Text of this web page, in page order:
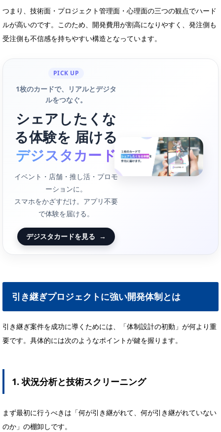
つまり、技術面・プロジェクト管理面・心理面の三つの観点でハード
ルが高いのです。このため、開発費用が割高になりやすく、発注側も
受注側も不信感を持ちやすい構造となっています。
PICK UP
1枚のカードで、リアルとデジタ
ルをつなぐ。
シェアしたくな
る体験を 届ける
デジスタカード
イベント・店舗・推し活・プロモ
ーションに。
スマホをかざすだけ。アプリ不要
で体験を届ける。
デジスタカードを見る →
引き継ぎプロジェクトに強い開発体制とは
引き継ぎ案件を成功に導くためには、「体制設計の初動」が何より重
要です。具体的には次のようなポイントが鍵を握ります。
1. 状況分析と技術スクリーニング
まず最初に行うべきは「何が引き継がれて、何が引き継がれていない
のか」の棚卸しです。